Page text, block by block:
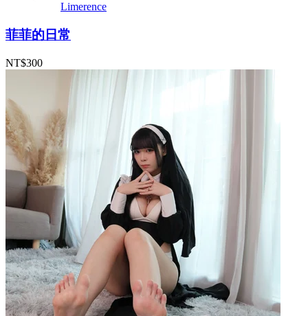
Limerence
菲菲的日常
NT$300